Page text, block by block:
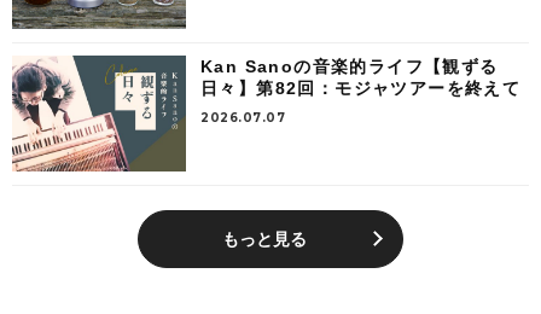
Kan Sanoの音楽的ライフ【観ずる
日々】第82回：モジャツアーを終えて
2026.07.07
もっと見る